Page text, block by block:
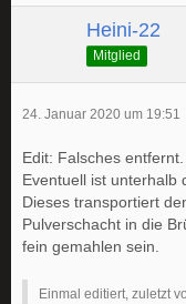
Heini-22
Mitglied
24. Januar 2020 um 19:51
Edit: Falsches entfernt.
Eventuell ist unterhalb
Dieses transportiert
Pulverschacht in die
fein gemahlen sein.
Einmal editiert, zuletzt